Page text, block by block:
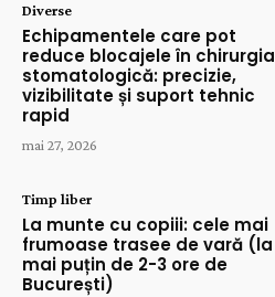
Diverse
Echipamentele care pot
reduce blocajele în chirurgia
stomatologică: precizie,
vizibilitate și suport tehnic
rapid
mai 27, 2026
Timp liber
La munte cu copiii: cele mai
frumoase trasee de vară (la
mai puțin de 2-3 ore de
București)